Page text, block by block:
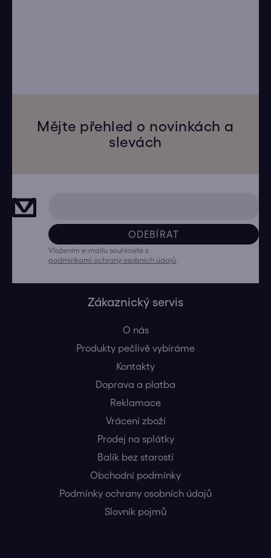
Mějte přehled o novinkách a
slevách
ODEBÍRAT
Vložením e-mailu souhlasíte s
podmínkami ochrany osobních údajů
Zákaznický servis
O nás
Produkty pečlivě vybíráme
Kontakty
Doprava a platba
Reklamace
Vrácení zboží
Prodej na splátky
Balík bez starostí
Obchodní podmínky
Podmínky ochrany osobních údajů
Slovník pojmů